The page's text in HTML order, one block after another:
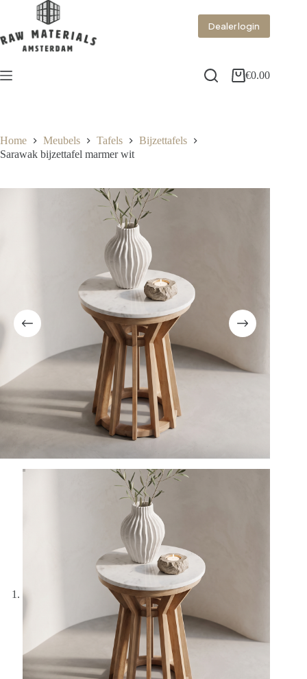
Dealer login
€0.00
Home Meubels Tafels
Bijzettafels
Sarawak bijzettafel marmer wit